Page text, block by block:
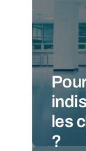
les
?